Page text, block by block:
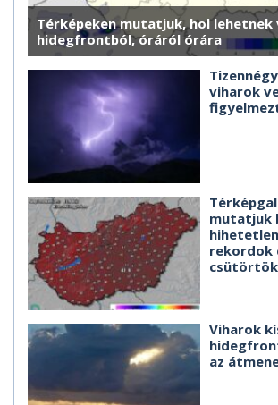
Térképeken mutatjuk, hol lehetnek
hidegfrontból, óráról órára
viharok
mutatjuk
rekordok
Viharok
az